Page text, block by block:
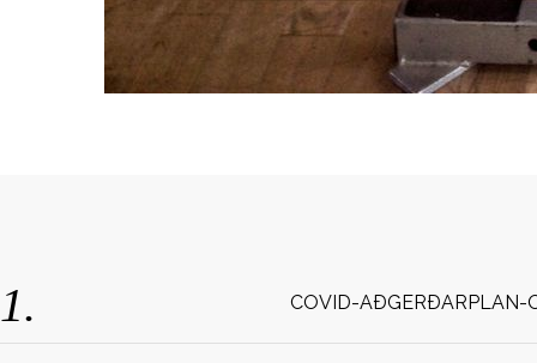
COVID-AÐGERÐARPLAN-